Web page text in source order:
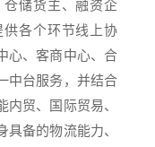
储货主、融资企
各个环节线上协
心、客商中心、合
中台服务，并结合
贸、国际贸易、
备的物流能力、